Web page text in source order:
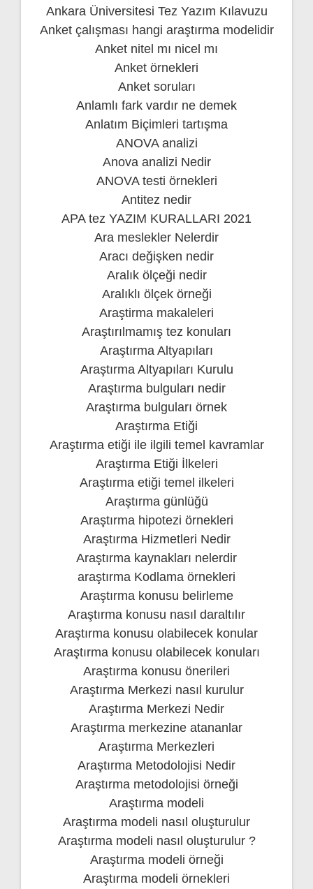
Ankara Üniversitesi Tez Yazım Kılavuzu
Anket çalışması hangi araştırma modelidir
Anket nitel mı nicel mı
Anket örnekleri
Anket soruları
Anlamlı fark vardır ne demek
Anlatım Biçimleri tartışma
ANOVA analizi
Anova analizi Nedir
ANOVA testi örnekleri
Antitez nedir
APA tez YAZIM KURALLARI 2021
Ara meslekler Nelerdir
Aracı değişken nedir
Aralık ölçeği nedir
Aralıklı ölçek örneği
Araştirma makaleleri
Araştırılmamış tez konuları
Araştırma Altyapıları
Araştırma Altyapıları Kurulu
Araştırma bulguları nedir
Araştırma bulguları örnek
Araştırma Etiği
Araştırma etiği ile ilgili temel kavramlar
Araştırma Etiği İlkeleri
Araştırma etiği temel ilkeleri
Araştırma günlüğü
Araştırma hipotezi örnekleri
Araştırma Hizmetleri Nedir
Araştırma kaynakları nelerdir
araştırma Kodlama örnekleri
Araştırma konusu belirleme
Araştırma konusu nasıl daraltılır
Araştırma konusu olabilecek konular
Araştırma konusu olabilecek konuları
Araştırma konusu önerileri
Araştırma Merkezi nasıl kurulur
Araştırma Merkezi Nedir
Araştırma merkezine atananlar
Araştırma Merkezleri
Araştırma Metodolojisi Nedir
Araştırma metodolojisi örneği
Araştırma modeli
Araştırma modeli nasıl oluşturulur
Araştırma modeli nasıl oluşturulur ?
Araştırma modeli örneği
Araştırma modeli örnekleri